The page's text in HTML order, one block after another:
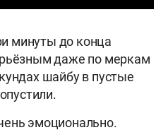
минуты до конца
даже по меркам
шайбу в пустые
эмоционально.